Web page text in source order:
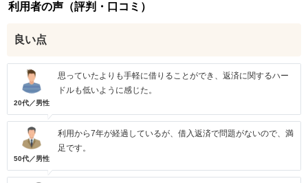
利用者の声（評判・口コミ）
良い点
20代／男性
思っていたよりも手軽に借りることができ、返済に関するハー
ドルも低いように感じた。
50代／男性
利用から7年が経過しているが、借入返済で問題がないので、満
足です。